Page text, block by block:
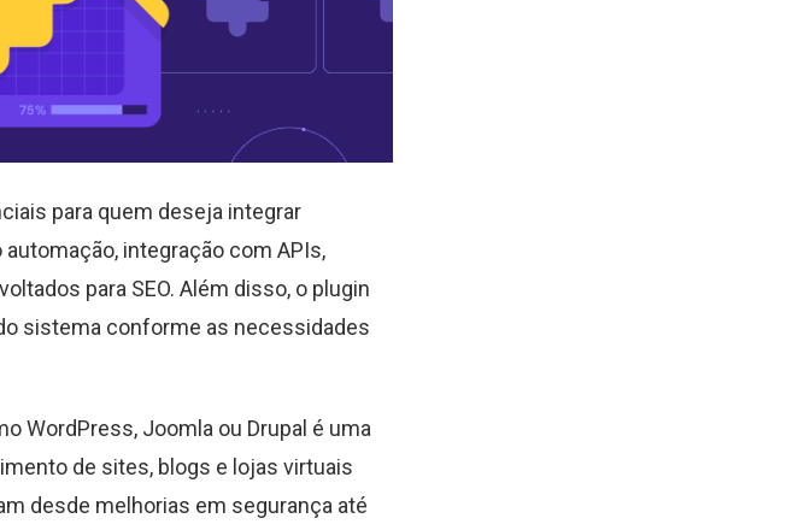
para quem deseja integrar
integração com APIs,
para SEO. Além disso, o plugin
sistema conforme as necessidades
WordPress, Joomla ou Drupal é uma
de sites, blogs e lojas virtuais
desde melhorias em segurança até